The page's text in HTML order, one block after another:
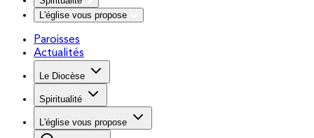
L'église vous propose
Paroisses
Actualités
Le Diocèse
Spiritualité
L'église vous propose